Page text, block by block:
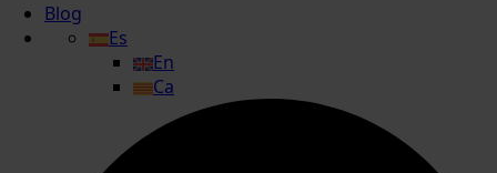
Blog
Es
En
Ca